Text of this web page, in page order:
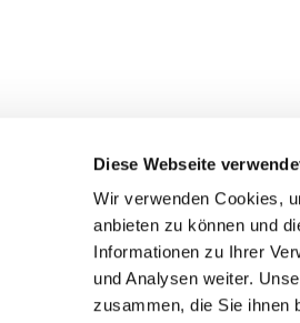
Diese Webseite
Wir verwenden Cookies,
anbieten zu können und
Informationen zu Ihrer
und Analysen weiter.
zusammen, die Sie ihnen